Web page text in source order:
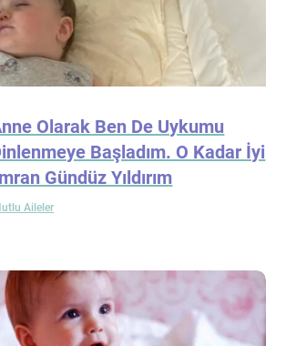
Olarak Ben De Uykumu
Başladım. O Kadar İyi
Gündüz Yıldırım
Aileler